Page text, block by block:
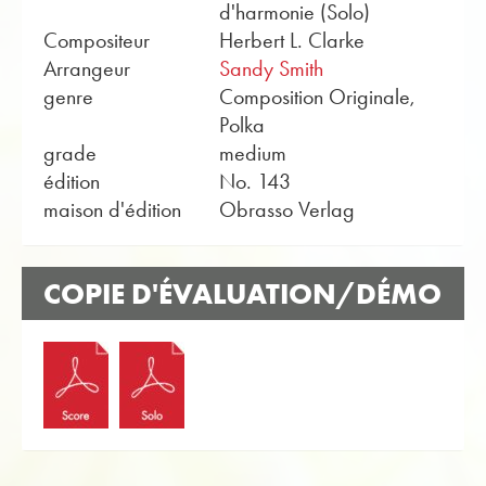
d'harmonie (Solo)
Compositeur
Herbert L. Clarke
Arrangeur
Sandy Smith
genre
Composition Originale,
Polka
grade
medium
édition
No. 143
maison d'édition
Obrasso Verlag
COPIE D'ÉVALUATION/DÉMO